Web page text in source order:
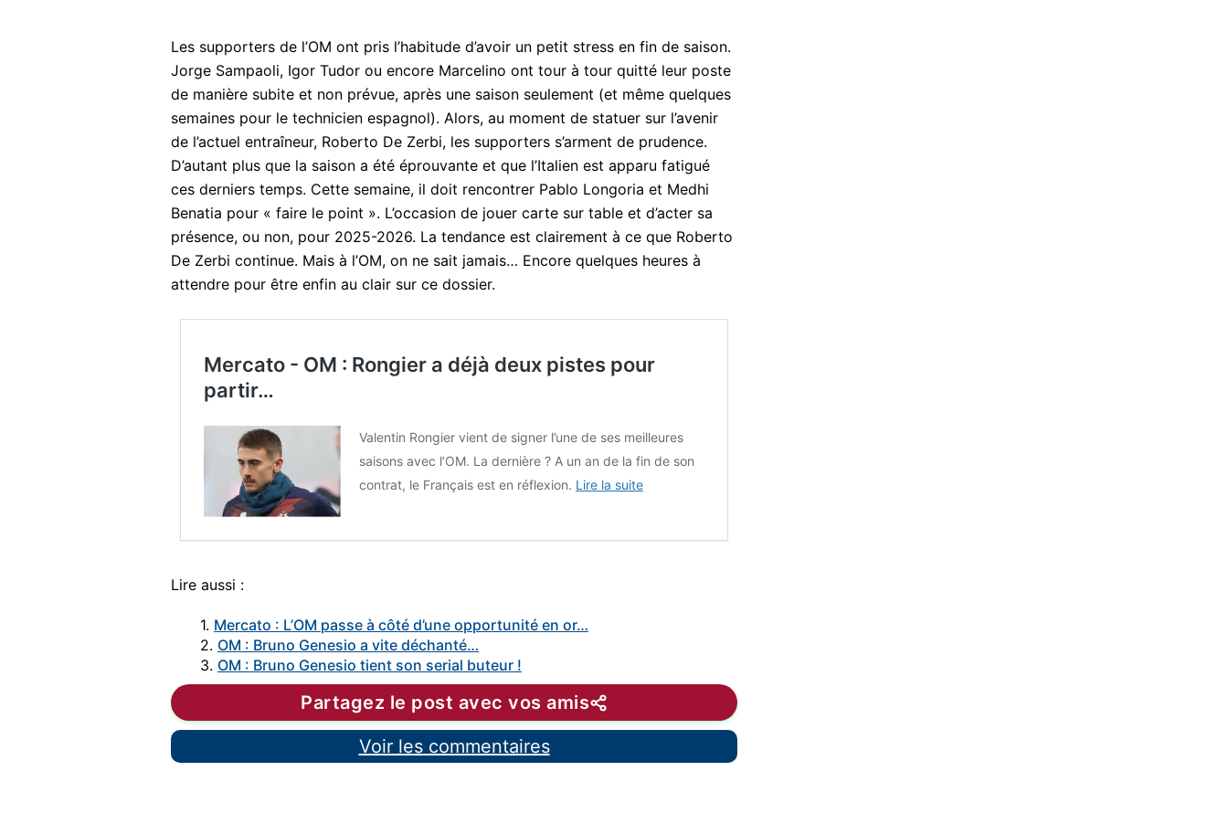
Les supporters de l’OM ont pris l’habitude d’avoir un petit stress en fin de saison.
Jorge Sampaoli, Igor Tudor ou encore Marcelino ont tour à tour quitté leur poste
de manière subite et non prévue, après une saison seulement (et même quelques
semaines pour le technicien espagnol). Alors, au moment de statuer sur l’avenir
de l’actuel entraîneur, Roberto De Zerbi, les supporters s’arment de prudence.
D’autant plus que la saison a été éprouvante et que l’Italien est apparu fatigué
ces derniers temps. Cette semaine, il doit rencontrer Pablo Longoria et Medhi
Benatia pour « faire le point ». L’occasion de jouer carte sur table et d’acter sa
présence, ou non, pour 2025-2026. La tendance est clairement à ce que Roberto
De Zerbi continue. Mais à l’OM, on ne sait jamais… Encore quelques heures à
attendre pour être enfin au clair sur ce dossier.
Mercato - OM : Rongier a déjà deux pistes pour
partir…
Valentin Rongier vient de signer l’une de ses meilleures
saisons avec l’OM. La dernière ? A un an de la fin de son
contrat, le Français est en réflexion. Lire la suite
Lire aussi :
1. Mercato : L’OM passe à côté d’une opportunité en or…
2. OM : Bruno Genesio a vite déchanté…
3. OM : Bruno Genesio tient son serial buteur !
Partagez le post avec vos amis
Voir les commentaires